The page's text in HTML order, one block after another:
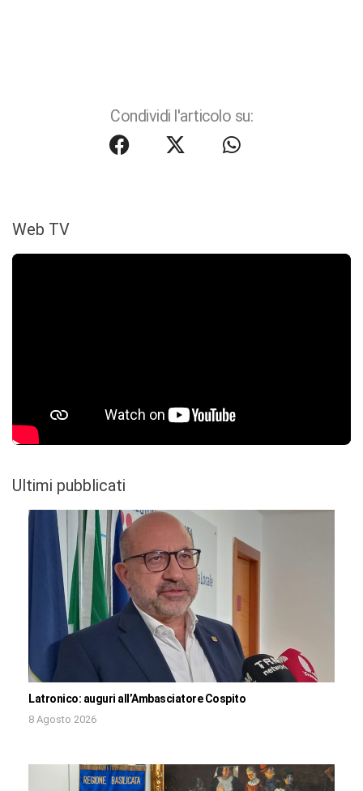
Condividi l'articolo su:
Web TV
Ultimi pubblicati
Latronico: auguri all’Ambasciatore Cospito
8 Agosto 2026